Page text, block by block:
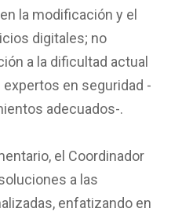
la modificación y el
digitales; no
a la dificultad actual
en seguridad -
adecuados-.
el Coordinador
a las
enfatizando en